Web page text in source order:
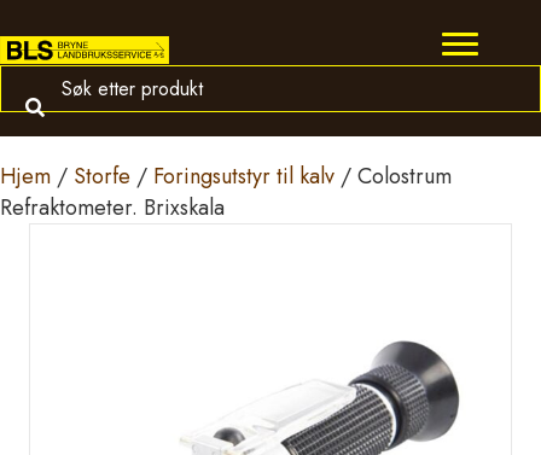
Hjem / Storfe / Foringsutstyr til kalv / Colostrum
Refraktometer. Brixskala